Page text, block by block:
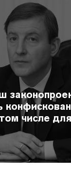
числе